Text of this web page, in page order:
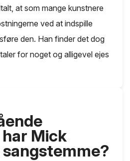
at som mange kunstnere
ved at indspille
den. Han finder det dog
for noget og alligevel ejes
Mick